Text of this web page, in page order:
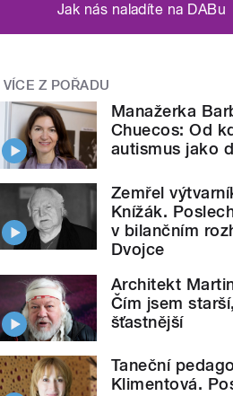
Jak nás naladíte na DABu
VÍCE Z POŘADU
Manažerka
Chuecos: Od
autismus jako
Zemřel
Knížák.
v bilančním
Dvojce
Architekt
Čím jsem
šťastnější
Taneční
Klimentová.